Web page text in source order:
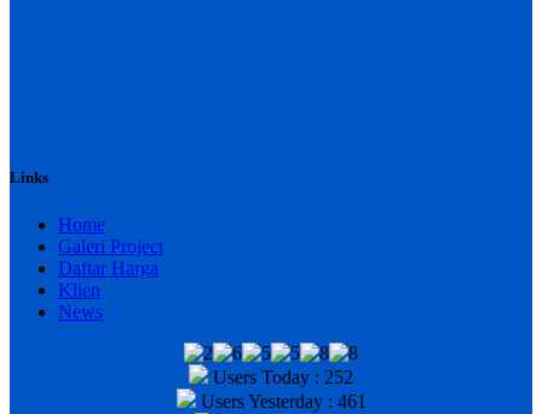
Links
Home
Galeri Project
Daftar Harga
Klien
News
Users Today : 252
Users Yesterday : 461